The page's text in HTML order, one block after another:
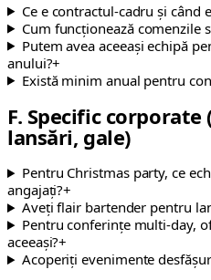
Ce e contractul-cadru și când
Cum funcționează comenzile
Putem avea aceeași echipă
anului?+
Există minim anual pentru
F. Specific
lansări, gale)
Pentru Christmas party, ce
angajați?+
Aveți flair bartender pentru
Pentru conferințe multi-day,
aceeași?+
Acoperiți evenimente